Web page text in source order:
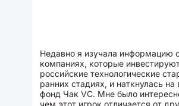
Недавно я изучала информацию
компаниях, которые
российские технологические
ранних стадиях, и наткнулась
фонд Чак VC. Мне было
чем этот игрок отличается от